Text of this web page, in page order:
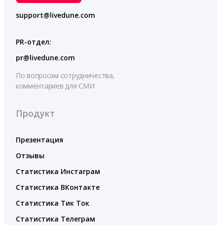
support@livedune.com
PR-отдел:
pr@livedune.com
По вопросам сотрудничества,
комментариев для СМИ
Продукт
Презентация
Отзывы
Статистика Инстаграм
Статистика ВКонтакте
Статистика Тик Ток
Статистика Телеграм